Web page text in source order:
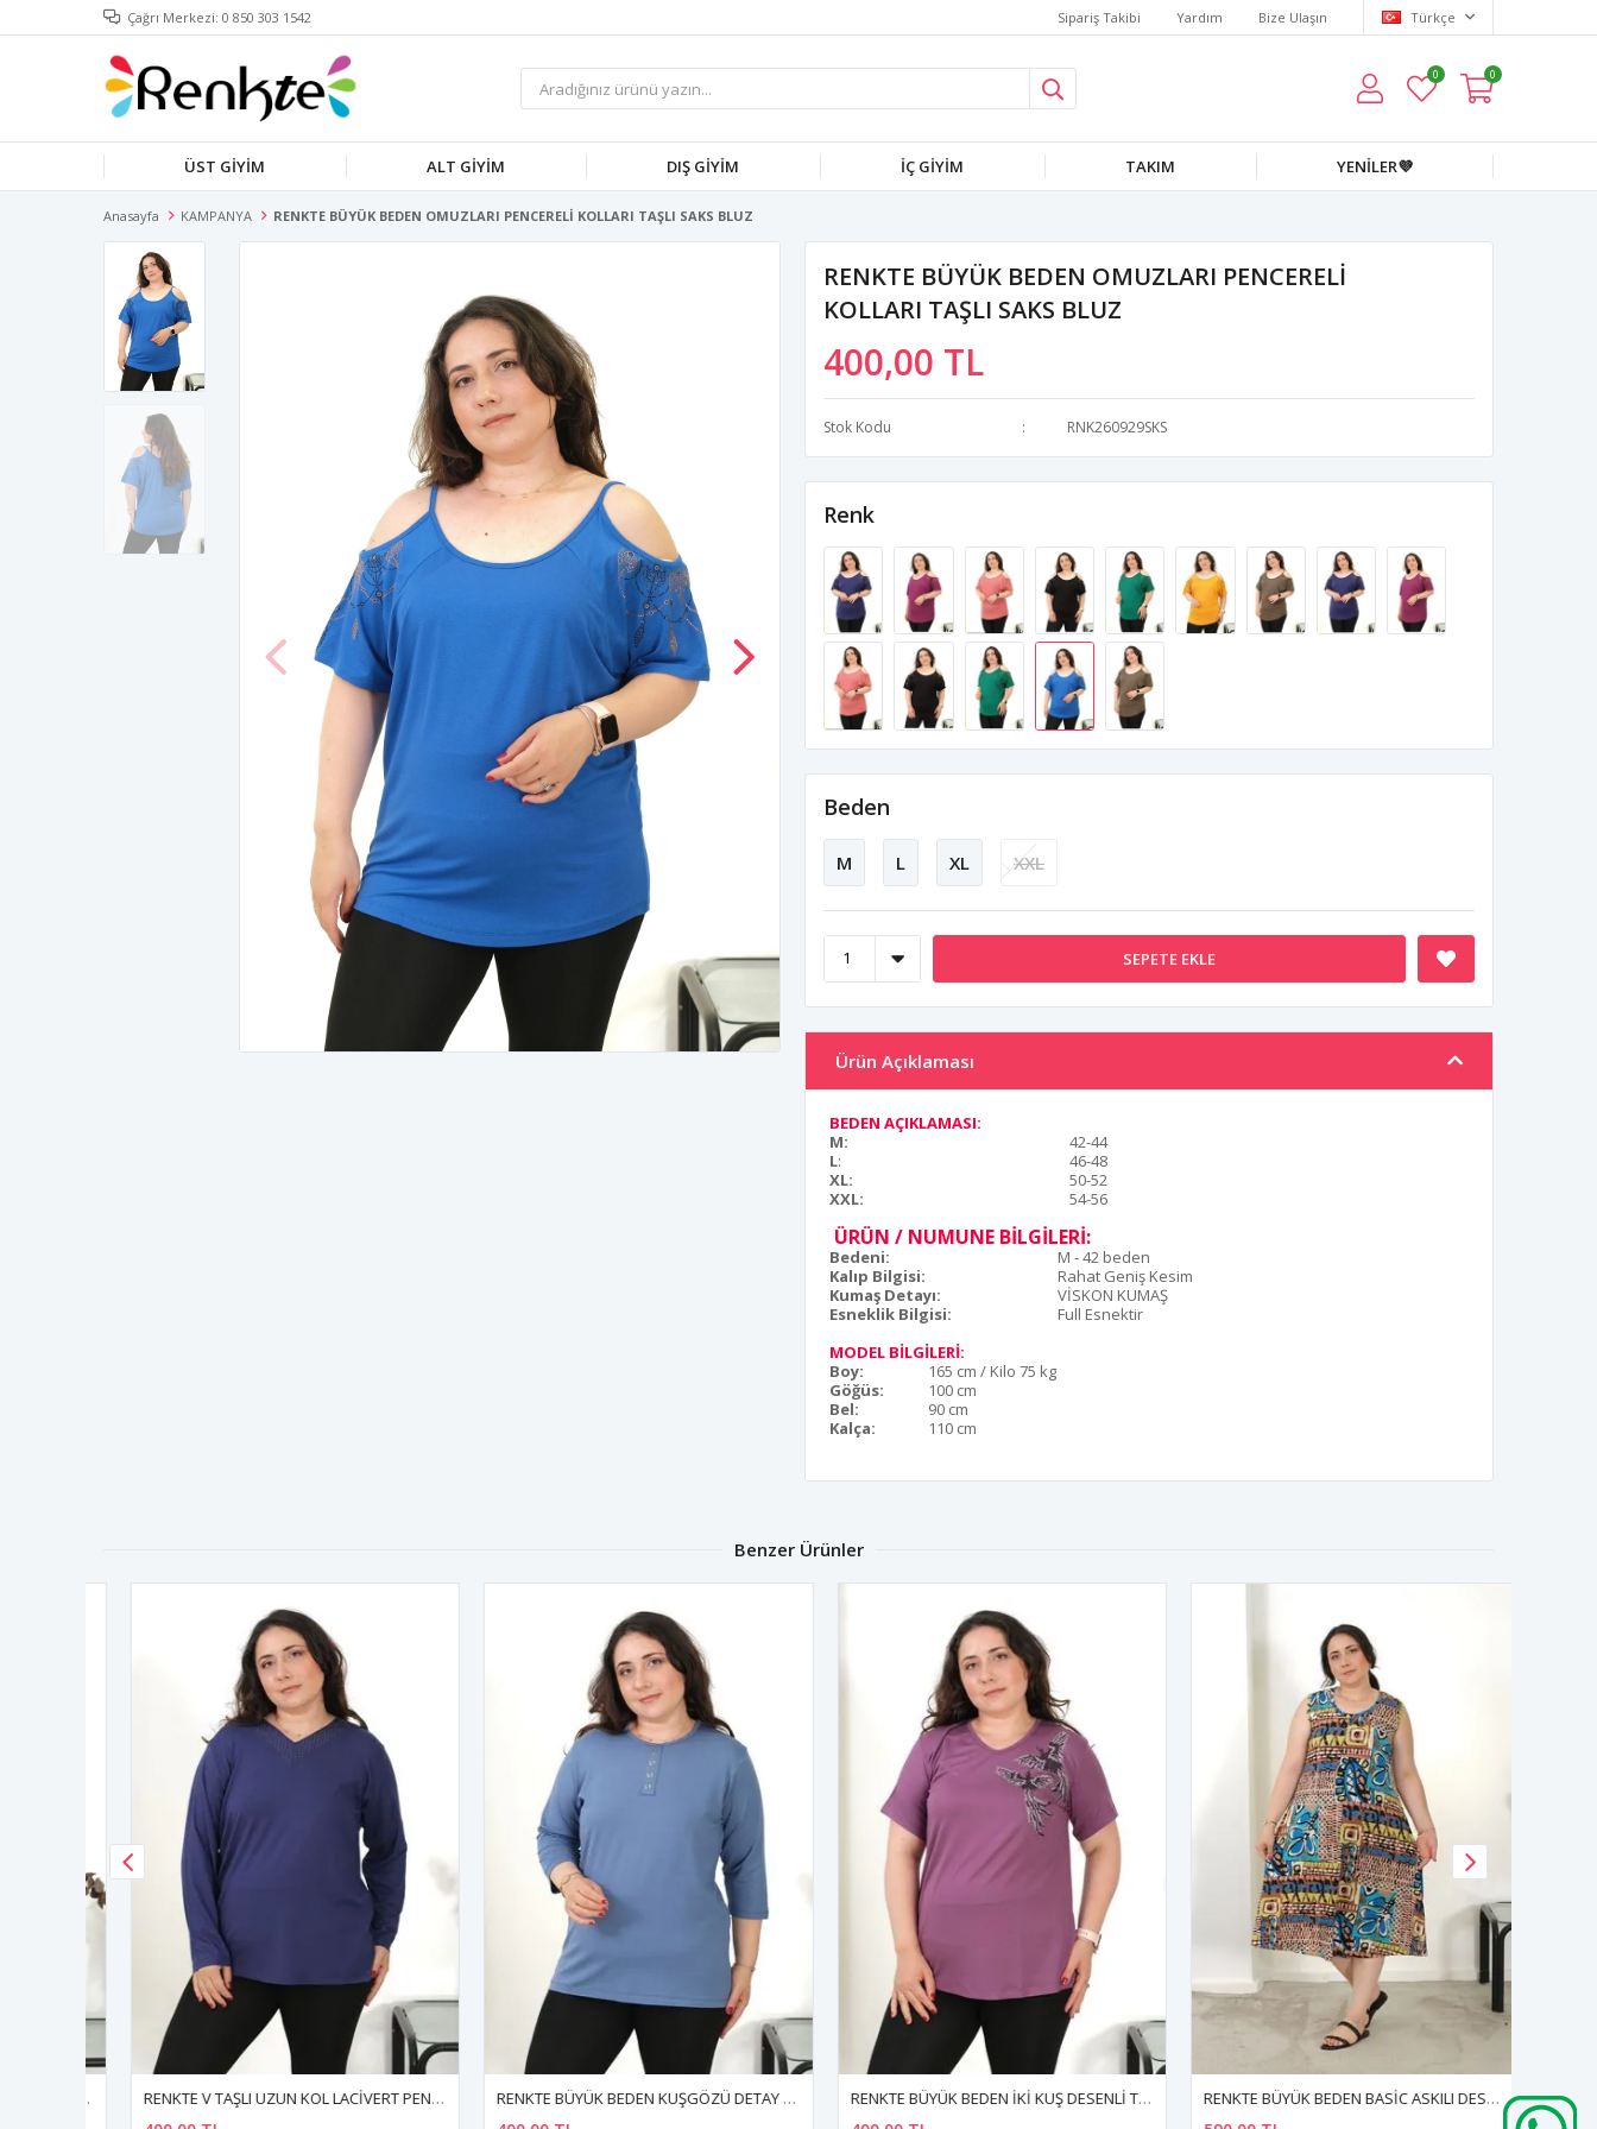
Çağrı Merkezi: 0 850 303 1542 Sipariş Takibi Yardım Bize Ulaşın Türkçe
0 0
ÜST GİYİM ALT GİYİM DIŞ GİYİM İÇ GİYİM TAKIM YENİLER💜
Anasayfa KAMPANYA RENKTE BÜYÜK BEDEN OMUZLARI PENCERELİ KOLLARI TAŞLI SAKS BLUZ
RENKTE BÜYÜK BEDEN OMUZLARI PENCERELİ
KOLLARI TAŞLI SAKS BLUZ
400,00 TL
Stok Kodu RNK260929SKS
Renk
Beden
M L XL XXL
SEPETE EKLE
Ürün Açıklaması
BEDEN AÇIKLAMASI:
M:
42-44
L:
46-48
XL:
50-52
XXL:
54-56
ÜRÜN / NUMUNE BİLGİLERİ:
Bedeni:
M - 42 beden
Kalıp Bilgisi:
Rahat Geniş Kesim
Kumaş Detayı:
VİSKON KUMAŞ
Esneklik Bilgisi:
Full Esnektir
MODEL BİLGİLERİ:
Boy:
165 cm / Kilo 75 kg
Göğüs:
100 cm
Bel:
90 cm
Kalça:
110 cm
Benzer Ürünler
RENKTE V TAŞLI UZUN KOL LACİVERT PENYE BLUZ RENKTE BÜYÜK BEDEN KUŞGÖZÜ DETAY MAVİ KAPRİ KOL BLUZ RENKTE BÜYÜK BEDEN İKİ KUŞ DESENLİ TAŞLI MOR BLUZ RENKTE BÜYÜK BEDEN BASİC ASKILI DESENLİ ELBİSE